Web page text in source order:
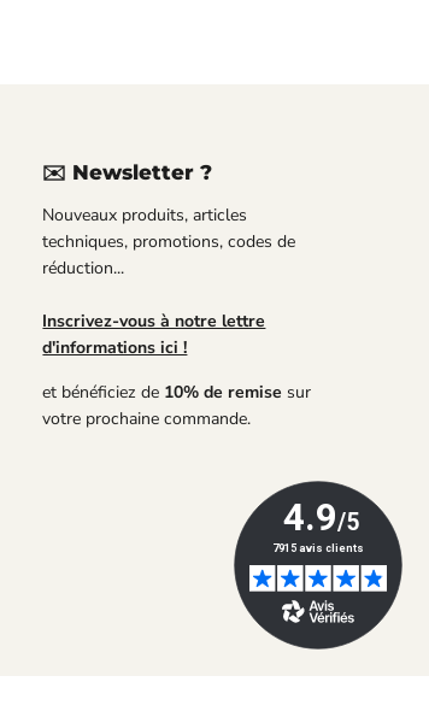
✉️ Newsletter ?
Nouveaux produits, articles
techniques, promotions, codes de
réduction...
Inscrivez-vous à notre lettre
d'informations ici !
et bénéficiez de 10% de remise sur
votre prochaine commande.